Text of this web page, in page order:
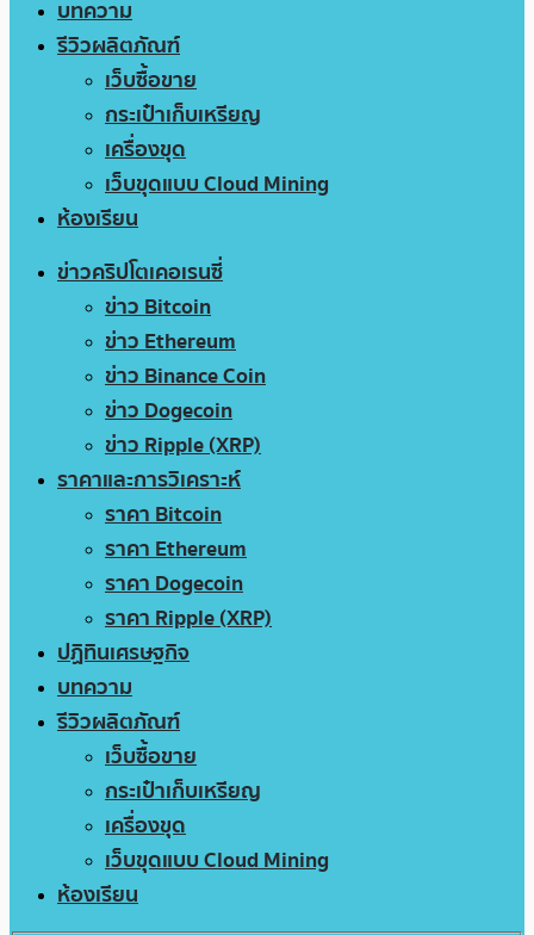
บทความ
รีวิวผลิตภัณฑ์
เว็บซื้อขาย
กระเป๋าเก็บเหรียญ
เครื่องขุด
เว็บขุดแบบ Cloud Mining
ห้องเรียน
ข่าวคริปโตเคอเรนซี่
ข่าว Bitcoin
ข่าว Ethereum
ข่าว Binance Coin
ข่าว Dogecoin
ข่าว Ripple (XRP)
ราคาและการวิเคราะห์
ราคา Bitcoin
ราคา Ethereum
ราคา Dogecoin
ราคา Ripple (XRP)
ปฏิทินเศรษฐกิจ
บทความ
รีวิวผลิตภัณฑ์
เว็บซื้อขาย
กระเป๋าเก็บเหรียญ
เครื่องขุด
เว็บขุดแบบ Cloud Mining
ห้องเรียน